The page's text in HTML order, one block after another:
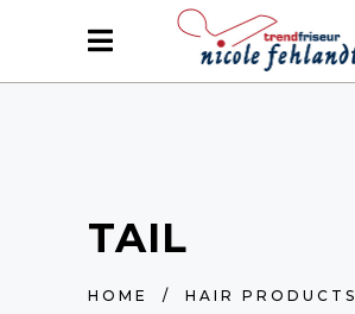
TAIL
HOME / HAIR PRODUCTS